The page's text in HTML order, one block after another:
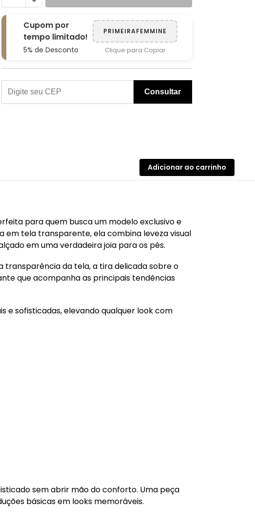
Cupom por
tempo limitado!
5% de Desconto
PRIMEIRAFEMMINE
Clique para Copiar
Consultar
Adicionar ao carrinho
para quem busca um modelo exclusivo e
tela transparente, ela combina leveza visual
em uma verdadeira joia para os pés.
transparência da tela, a tira delicada sobre o
que acompanha as principais tendências
e sofisticadas, elevando qualquer look com
sem abrir mão do conforto. Uma peça
básicas em looks memoráveis.